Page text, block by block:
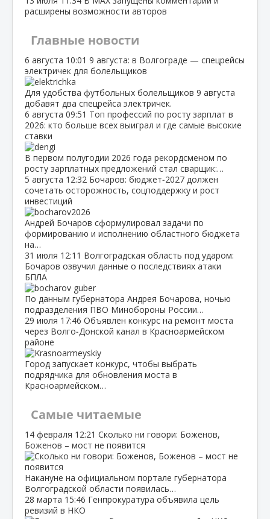
расширены возможности авторов
Главные новости
6 августа 10:01 9 августа: в Волгограде — спецрейсы
электричек для болельщиков
Для удобства футбольных болельщиков 9 августа
добавят два спецрейса электричек.
6 августа 09:51 Топ профессий по росту зарплат в
2026: кто больше всех выиграл и где самые высокие
ставки
В первом полугодии 2026 года рекордсменом по
росту зарплатных предложений стал сварщик:…
5 августа 12:32 Бочаров: бюджет‑2027 должен
сочетать осторожность, соцподдержку и рост
инвестиций
Андрей Бочаров сформулировал задачи по
формированию и исполнению областного бюджета
на…
31 июля 12:11 Волгоградская область под ударом:
Бочаров озвучил данные о последствиях атаки
БПЛА
По данным губернатора Андрея Бочарова, ночью
подразделения ПВО Минобороны России…
29 июля 17:46 Объявлен конкурс на ремонт моста
через Волго‑Донской канал в Красноармейском
районе
Город запускает конкурс, чтобы выбрать
подрядчика для обновления моста в
Красноармейском…
Самые читаемые
14 февраля 12:21 Сколько ни говори: Боженов,
Боженов – мост не появится
Накануне на официальном портале губернатора
Волгоградской области появилась…
28 марта 15:46 Генпрокуратура объявила цель
ревизий в НКО